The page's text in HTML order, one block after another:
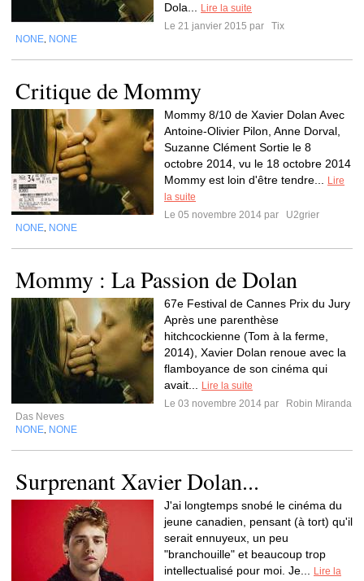
Dola...
Lire la suite
Le 21 janvier 2015 par
Tix
NONE NONE
Critique de Mommy
Mommy 8/10 de Xavier Dolan Avec
Antoine-Olivier Pilon, Anne Dorval,
Suzanne Clément Sortie le 8
octobre 2014, vu le 18 octobre 2014
Mommy est loin d'être tendre...
Lire
la suite
Le 05 novembre 2014 par
U2grier
NONE NONE
Mommy : La Passion de Dolan
67e Festival de Cannes Prix du Jury
Après une parenthèse
hitchcockienne (Tom à la ferme,
2014), Xavier Dolan renoue avec la
flamboyance de son cinéma qui
avait...
Lire la suite
Le 03 novembre 2014 par
Robin Miranda
Das Neves
NONE NONE
Surprenant Xavier Dolan...
J'ai longtemps snobé le cinéma du
jeune canadien, pensant (à tort) qu'il
serait ennuyeux, un peu
"branchouille" et beaucoup trop
intellectualisé pour moi. Je...
Lire la